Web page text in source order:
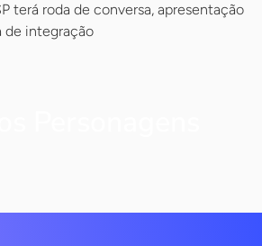
terá roda de conversa, apresentação
de integração